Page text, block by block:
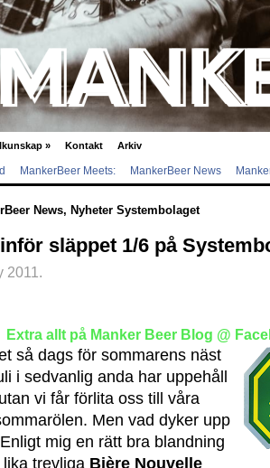
» Kontakt Arkiv
MankerBeer Meets: MankerBeer News
News, Nyheter Systembolaget
släppet 1/6 på
2011.
Extra allt på Manker Beer Blog @
så dags för sommarens näst
i sedvanlig anda har uppehåll
vi får förlita oss till våra
Men vad dyker upp
mig en rätt bra blandning
trevliga Bière Nouvelle